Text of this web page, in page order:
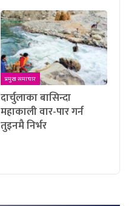
प्रमुख समाचार
दार्चुलाका बासिन्दा
महाकाली वार-पार गर्न
तुइनमै निर्भर